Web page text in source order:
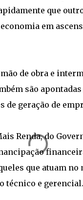
que
em
de obra e
são
de geração de
Renda, do
que atuam
técnico e gerencial.